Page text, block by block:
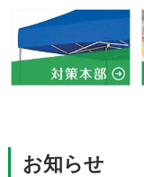
お知らせ